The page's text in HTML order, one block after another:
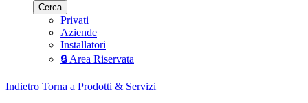
Cerca
Privati
Aziende
Installatori
🔒 Area Riservata
Indietro Torna a Prodotti & Servizi